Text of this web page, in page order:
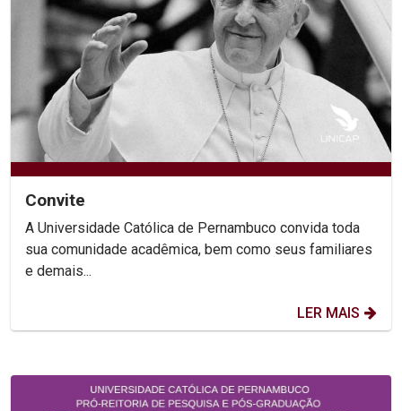
Convite
A Universidade Católica de Pernambuco convida toda
sua comunidade acadêmica, bem como seus familiares
e demais...
LER MAIS